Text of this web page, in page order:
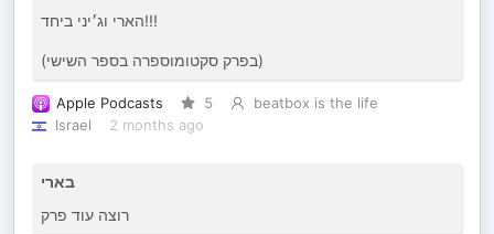
הארי וג׳יני ביחד!!!
(בפרק סקטומוספרה בספר השישי)
Apple Podcasts 5
beatbox is the life
Israel
2 months ago
בארי
רוצה עוד פרק